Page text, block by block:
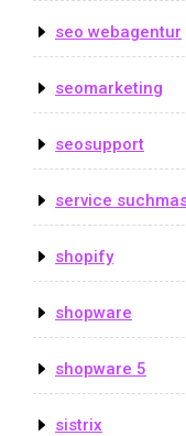
seo webagentur
seomarketing
seosupport
service
shopify
shopware
shopware 5
sistrix